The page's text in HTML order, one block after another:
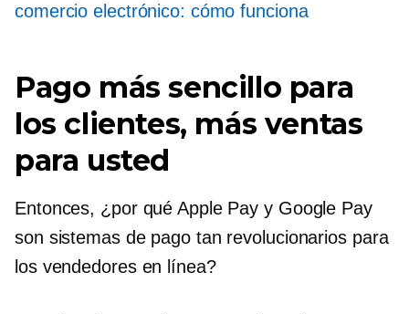
comercio electrónico: cómo funciona
Pago más sencillo para
los clientes, más ventas
para usted
Entonces, ¿por qué Apple Pay y Google Pay
son sistemas de pago tan revolucionarios para
los vendedores en línea?